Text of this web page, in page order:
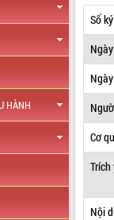
HÀNH
Số
Cơ
Trích
Nội